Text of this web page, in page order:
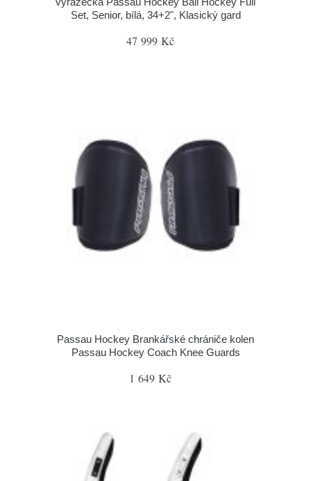
Set, Senior, bílá, 34+2", Klasický gard
47 999 Kč
Passau Hockey Brankářské chrániče kolen
Passau Hockey Coach Knee Guards
1 649 Kč